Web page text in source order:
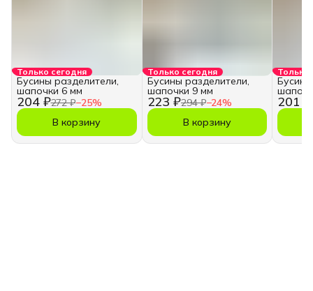
Только сегодня
204 ₽272 ₽−25%
Бусины разделители,
шапочки 6 мм
В корзину
Только сегодня
223 ₽294 ₽−24%
Бусины разделители,
шапочки 9 мм
В корзину
Только
201 ₽